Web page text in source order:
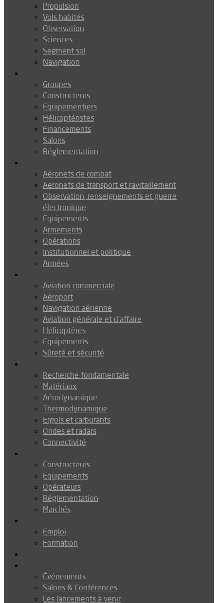
Propulsion
Vols habités
Observation
Sciences
Segment sol
Navigation
Groupes
Constructeurs
Equipementiers
Hélicoptéristes
Financements
Salons
Réglementation
Aéronefs de combat
Aeronefs de transport et ravitaillement
Observation, renseignements et guerre
électronique
Equipements
Armements
Opérations
Institutionnel et politique
Armées
Aviation commerciale
Aéroport
Navigation aérienne
Aviation générale et d’affaire
Hélicoptères
Equipements
Sûreté et sécurité
Recherche fondamentale
Matériaux
Aérodynamique
Thermodynamique
Ergols et carburants
Ondes et radars
Connectivité
Constructeurs
Equipements
Opérateurs
Réglementation
Marchés
Emploi
Formation
Événements
Salons & Conférences
Les lancements à venir